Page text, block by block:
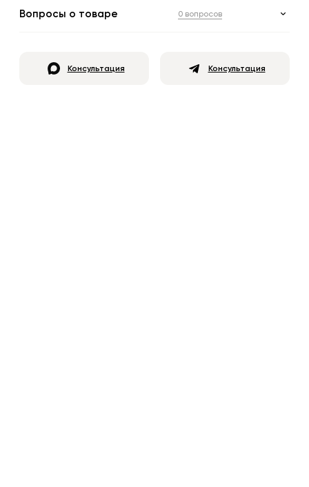
Вопросы о товаре 0 вопросов
Консультация Консультация